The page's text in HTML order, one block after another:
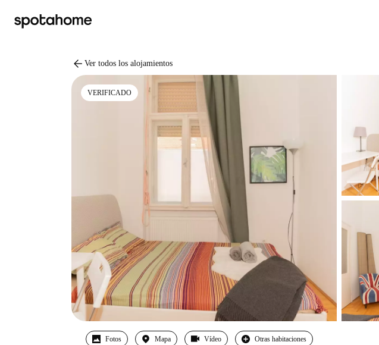
arrow_back Ver todos los alojamientos
VERIFICADO
Fotos Mapa Vídeo Otras habitaciones